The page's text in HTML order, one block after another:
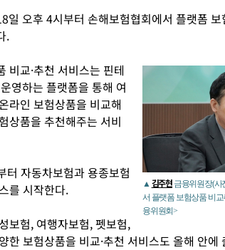
일 오후 4시부터 손해보험협회에서 플랫폼 보
.
▲ 김주현 금융위원장(사
서 플랫폼 보험상품 비
융위원회>
비교·추천 서비스는 핀테
영하는 플랫폼을 통해 여
라인 보험상품을 비교해
상품을 추천해주는 서비
터 자동차보험과 용종보험
를 시작한다.
보험, 여행자보험, 펫보험,
한 보험상품을 비교·추천 서비스도 올해 안에